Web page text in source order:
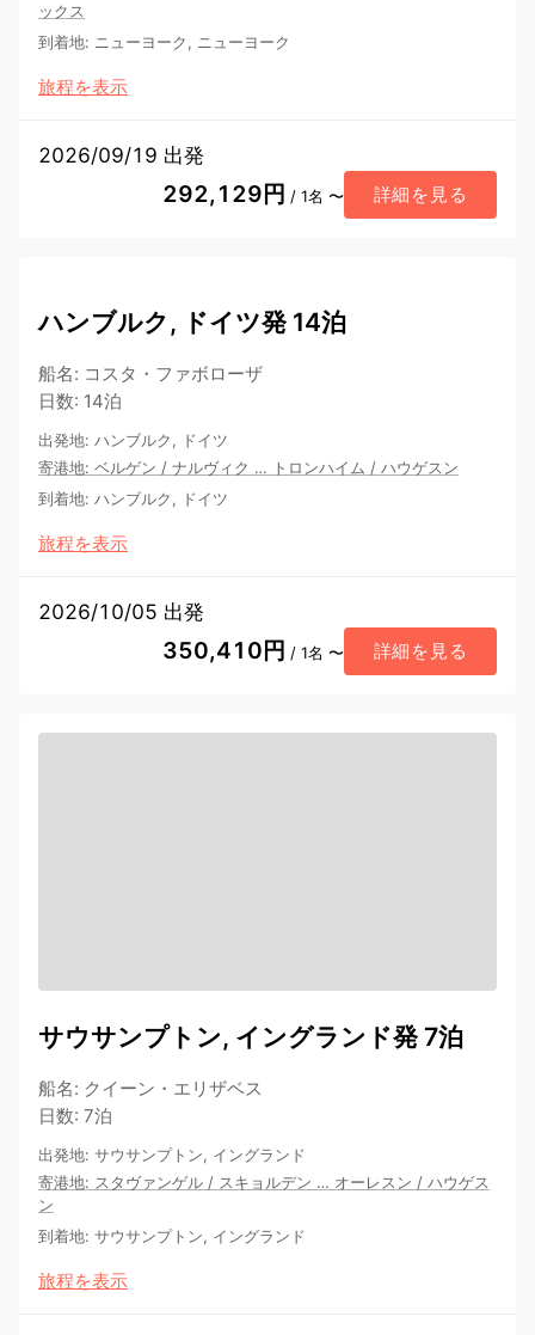
ックス
到着地: ニューヨーク, ニューヨーク
旅程を表示
2026/09/19 出発
292,129円 / 1名 〜 詳細を見る
ハンブルク, ドイツ発 14泊
船名: コスタ・ファボローザ
日数: 14泊
出発地: ハンブルク, ドイツ
寄港地: ベルゲン / ナルヴィク … トロンハイム / ハウゲスン
到着地: ハンブルク, ドイツ
旅程を表示
2026/10/05 出発
350,410円 / 1名 〜 詳細を見る
サウサンプトン, イングランド発 7泊
船名: クイーン・エリザベス
日数: 7泊
出発地: サウサンプトン, イングランド
寄港地: スタヴァンゲル / スキョルデン … オーレスン / ハウゲス
ン
到着地: サウサンプトン, イングランド
旅程を表示